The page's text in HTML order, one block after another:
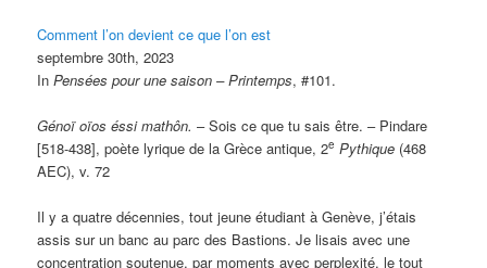
Comment l’on devient ce que l’on est
septembre 30th, 2023
InPensées pour une saison – Printemps, #101.
Génoï oïos éssi mathôn. – Sois ce que tu sais être. – Pindare
[518-438], poète lyrique de la Grèce antique, 2e Pythique (468
AEC), v. 72
Il y a quatre décennies, tout jeune étudiant à Genève, j’étais
assis sur un banc au parc des Bastions. Je lisais avec une
concentration soutenue, par moments avec perplexité, le tout